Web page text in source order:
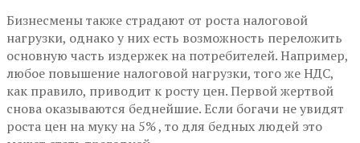
Бизнесмены также страдают от роста налоговой
нагрузки, однако у них есть возможность переложить
основную часть издержек на потребителей. Например,
любое повышение налоговой нагрузки, того же НДС,
как правило, приводит к росту цен. Первой жертвой
снова оказываются беднейшие. Если богачи не увидят
роста цен на муку на 5% , то для бедных людей это